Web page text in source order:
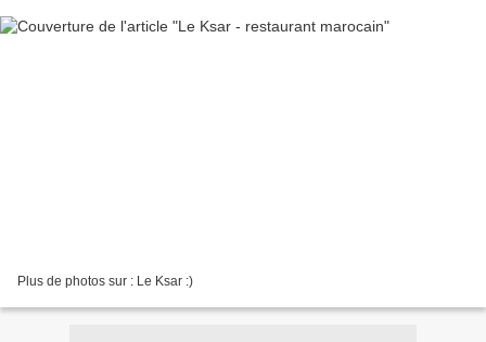
Plus de photos sur : Le Ksar :)